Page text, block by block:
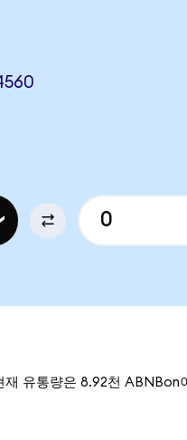
유통량은 8.92천 ABNBon